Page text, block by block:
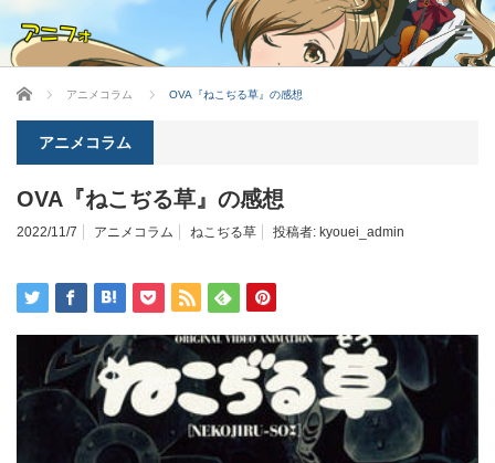
ホーム アニメコラム OVA『ねこぢる草』の感想
アニメコラム
OVA『ねこぢる草』の感想
2022/11/7 アニメコラム ねこぢる草 投稿者: kyouei_admin